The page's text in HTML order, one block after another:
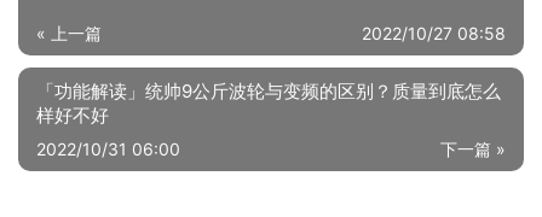
« 上一篇 2022/10/27 08:58
「功能解读」统帅9公斤波轮与变频的区别？质量到底怎么
样好不好
下一篇 »
2022/10/31 06:00